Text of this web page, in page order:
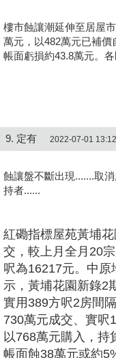
樓市蝕讓潮延伸至居屋
萬元，以482萬元已補
帳面虧損約43.8萬元。
9. 定有 2022-07-01
蝕讓盤不斷出現.......取
持者......
紅磡指標屋苑黃埔
交，較上月全月20
呎為16217元。中
示，黃埔花園新錄2
實用389方呎2房間
730萬元成交、實呎
以768萬元購入，持
帳面蝕38萬元或約